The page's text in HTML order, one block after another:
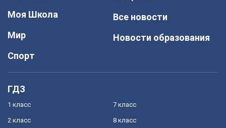
Моя Школа
Мир
Спорт
Все новости
Новости образования
ГДЗ
1 класс
2 класс
7 класс
8 класс